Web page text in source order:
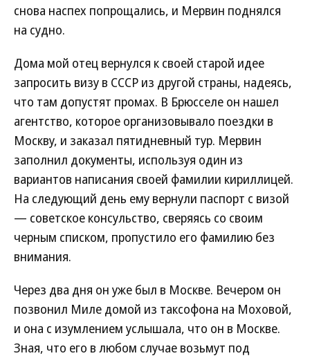
снова наспех попрощались, и Мервин поднялся
на судно.
Дома мой отец вернулся к своей старой идее
запросить визу в СССР из другой страны, надеясь,
что там допустят промах. В Брюсселе он нашел
агентство, которое организовывало поездки в
Москву, и заказал пятидневный тур. Мервин
заполнил документы, используя один из
вариантов написания своей фамилии кириллицей.
На следующий день ему вернули паспорт с визой
— советское консульство, сверяясь со своим
черным списком, пропустило его фамилию без
внимания.
Через два дня он уже был в Москве. Вечером он
позвонил Миле домой из таксофона на Моховой,
и она с изумлением услышала, что он в Москве.
Зная, что его в любом случае возьмут под